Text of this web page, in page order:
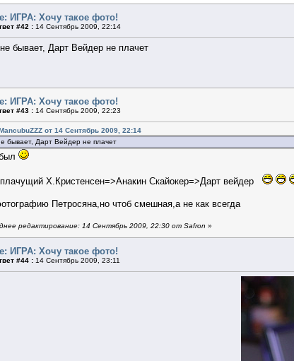
ИГРА: Хочу такое фото!
#42 : 14 Сентябрь 2009, 22:14
не бывает, Дарт Вейдер не плачет
ИГРА: Хочу такое фото!
#43 : 14 Сентябрь 2009, 22:23
от 14 Сентябрь 2009, 22:14
бывает, Дарт Вейдер не плачет
Х.Кристенсен=>Анакин Скайокер=>Дарт вейдер
Петросяна,но чтоб смешная,а не как всегда
редактирование: 14 Сентябрь 2009, 22:30 от Safron »
ИГРА: Хочу такое фото!
#44 : 14 Сентябрь 2009, 23:11